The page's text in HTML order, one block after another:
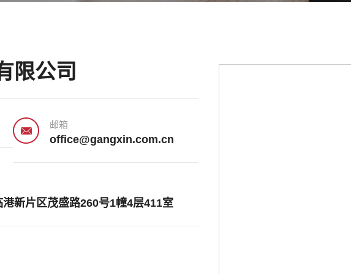
限公司
邮箱
office@gangxin.com.cn
新片区茂盛路260号1幢4层411室